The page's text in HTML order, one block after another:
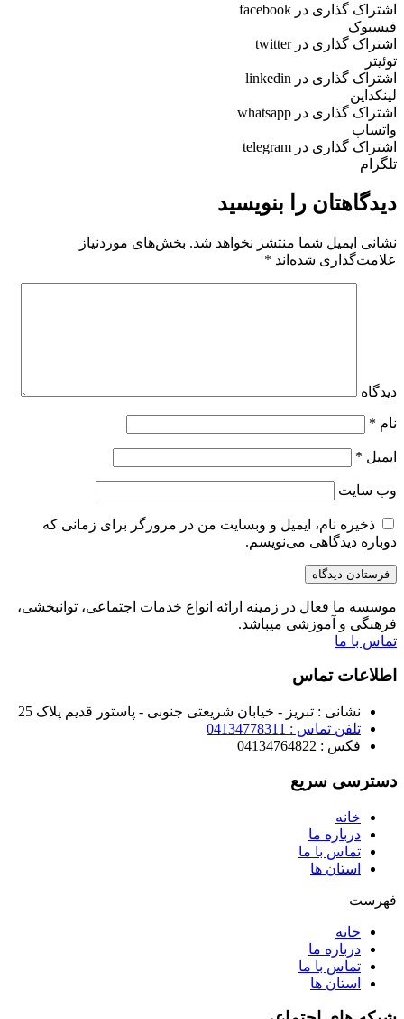
اشتراک گذاری در facebook
فیسبوک
اشتراک گذاری در twitter
توئیتر
اشتراک گذاری در linkedin
لینکداین
اشتراک گذاری در whatsapp
واتساپ
اشتراک گذاری در telegram
تلگرام
دیدگاهتان را بنویسید
نشانی ایمیل شما منتشر نخواهد شد. بخش‌های موردنیاز
علامت‌گذاری شده‌اند *
دیدگاه
نام *
ایمیل *
وب‌ سایت
ذخیره نام، ایمیل و وبسایت من در مرورگر برای زمانی که
دوباره دیدگاهی می‌نویسم.
موسسه ما فعال در زمینه ارائه انواع خدمات اجتماعی، توانبخشی،
فرهنگی و آموزشی میباشد.
تماس با ما
اطلاعات تماس
نشانی : تبریز - خیابان شریعتی جنوبی - پاستور قدیم پلاک 25
تلفن تماس : 04134778311
فکس : 04134764822
دسترسی سریع
خانه
درباره ما
تماس با ما
استان ها
فهرست
خانه
درباره ما
تماس با ما
استان ها